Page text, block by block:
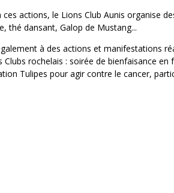
ces actions, le Lions Club Aunis organise
thé dansant, Galop de Mustang...
à des actions et manifestations
Clubs rochelais : soirée de bienfaisance
Tulipes pour agir contre le cancer,